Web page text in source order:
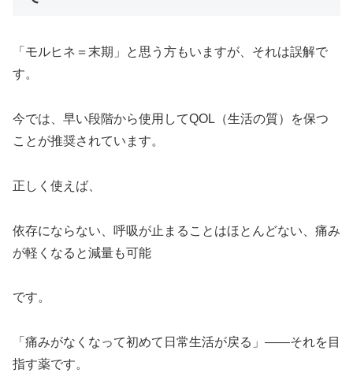
「モルヒネ＝末期」と思う方もいますが、それは誤解で
す。
今では、早い段階から使用してQOL（生活の質）を保つ
ことが推奨されています。
正しく使えば、
依存にならない、呼吸が止まることはほとんどない、痛み
が軽くなると減量も可能
です。
「痛みがなくなって初めて日常生活が戻る」——それを目
指す薬です。